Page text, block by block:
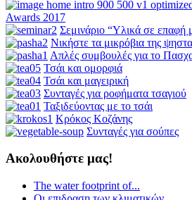
Awards 2017
Σεμινάριο “Υλικά σε επαφή
Νικήστε τα μικρόβια της
Απλές συμβουλές για το
Τσάι και ομορφιά
Τσάι και μαγειρική
Συνταγές για ροφήματα τσαγιού
Ταξιδεύοντας με το τσάι
Κρόκος Κοζάνης
Συνταγές για σούπες
Ακολουθήστε μας!
The water footprint of...